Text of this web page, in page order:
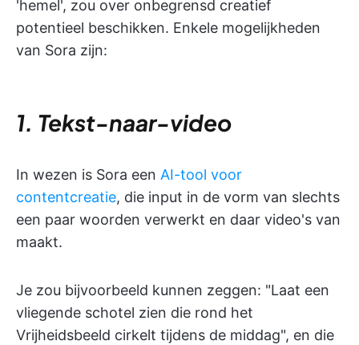
'hemel', zou over onbegrensd creatief
potentieel beschikken. Enkele mogelijkheden
van Sora zijn:
1. Tekst-naar-video
In wezen is Sora een AI-tool voor
contentcreatie, die input in de vorm van slechts
een paar woorden verwerkt en daar video's van
maakt.
Je zou bijvoorbeeld kunnen zeggen: "Laat een
vliegende schotel zien die rond het
Vrijheidsbeeld cirkelt tijdens de middag", en die